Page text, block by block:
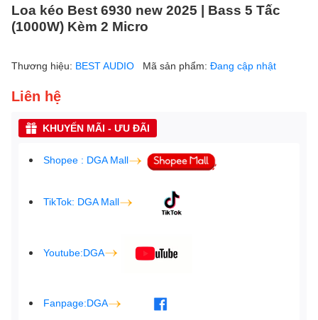
Loa kéo Best 6930 new 2025 | Bass 5 Tấc
(1000W) Kèm 2 Micro
Thương hiệu: BEST AUDIO Mã sản phẩm: Đang cập nhật
Liên hệ
KHUYẾN MÃI - ƯU ĐÃI
Shopee : DGA Mall
TikTok: DGA Mall
Youtube:DGA
Fanpage:DGA